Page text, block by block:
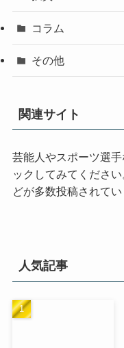
コラム
その他
関連サイト
芸能人やスポーツ選
ックしてみてくださ
どが多数投稿されてい
人気記事